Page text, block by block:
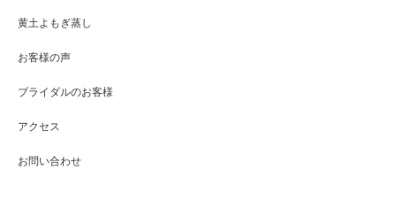
黄土よもぎ蒸し
お客様の声
ブライダルのお客様
アクセス
お問い合わせ